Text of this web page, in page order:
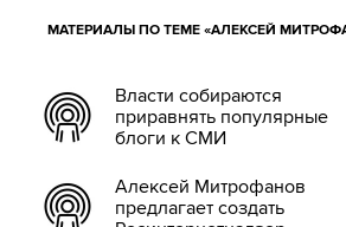
МАТЕРИАЛЫ ПО ТЕМЕ «АЛЕКСЕЙ
Власти собираются
приравнять популярные
блоги к СМИ
Алексей Митрофанов
предлагает создать